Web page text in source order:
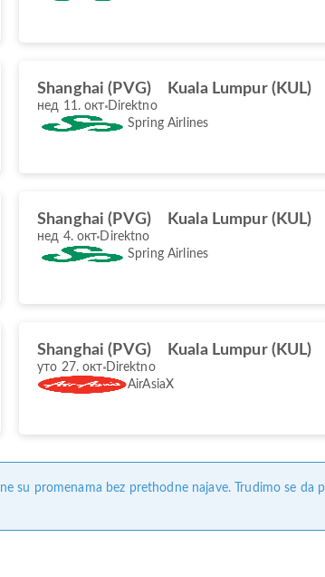
Shanghai (PVG) Kuala Lumpur (KUL)
нед 11. окт Direktno
Spring Airlines
Shanghai (PVG) Kuala Lumpur (KUL)
нед 4. окт Direktno
Spring Airlines
Shanghai (PVG) Kuala Lumpur (KUL)
уто 27. окт Direktno
AirAsiaX
su promenama bez prethodne najave. Trudimo se da